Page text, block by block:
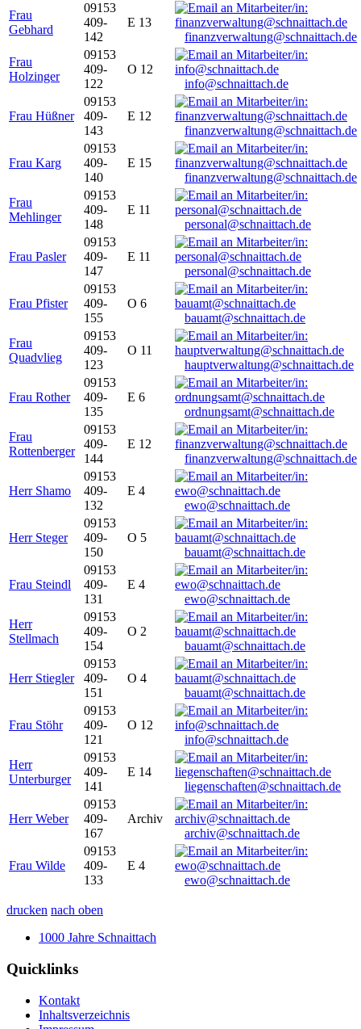
Frau
Gebhard
09153
409-
142
E 13
finanzverwaltung@schnaittach.de
Frau
Holzinger
09153
409-
122
O 12
info@schnaittach.de
Frau Hüßner
09153
409-
143
E 12
finanzverwaltung@schnaittach.de
Frau Karg
09153
409-
140
E 15
finanzverwaltung@schnaittach.de
Frau
Mehlinger
09153
409-
148
E 11
personal@schnaittach.de
Frau Pasler
09153
409-
147
E 11
personal@schnaittach.de
Frau Pfister
09153
409-
155
O 6
bauamt@schnaittach.de
Frau
Quadvlieg
09153
409-
123
O 11
hauptverwaltung@schnaittach.de
Frau Rother
09153
409-
135
E 6
ordnungsamt@schnaittach.de
Frau
Rottenberger
09153
409-
144
E 12
finanzverwaltung@schnaittach.de
Herr Shamo
09153
409-
132
E 4
ewo@schnaittach.de
Herr Steger
09153
409-
150
O 5
bauamt@schnaittach.de
Frau Steindl
09153
409-
131
E 4
ewo@schnaittach.de
Herr
Stellmach
09153
409-
154
O 2
bauamt@schnaittach.de
Herr Stiegler
09153
409-
151
O 4
bauamt@schnaittach.de
Frau Stöhr
09153
409-
121
O 12
info@schnaittach.de
Herr
Unterburger
09153
409-
141
E 14
liegenschaften@schnaittach.de
Herr Weber
09153
409-
167
Archiv
archiv@schnaittach.de
Frau Wilde
09153
409-
133
E 4
ewo@schnaittach.de
drucken nach oben
1000 Jahre Schnaittach
Quicklinks
Kontakt
Inhaltsverzeichnis